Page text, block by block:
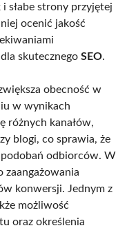
słabe strony przyjętej
ocenić jakość
skutecznego SEO.
obecność w
w wynikach
różnych kanałów,
blogi, co sprawia, że
odbiorców. W
zaangażowania
konwersji. Jednym z
możliwość
oraz określenia